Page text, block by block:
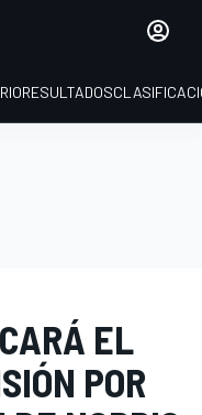
RESULTADOS
EL
POR